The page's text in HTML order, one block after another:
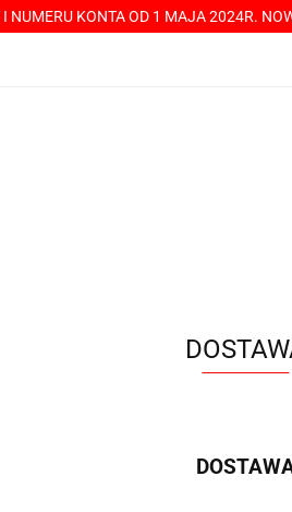
I NUMERU KONTA OD 1 MAJA 2024R.
> CHCESZ Z NAMI